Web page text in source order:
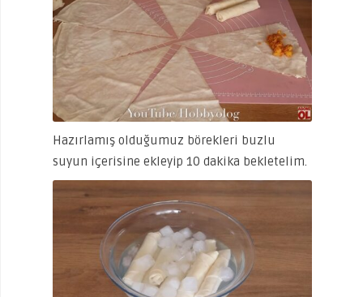
Hazırlamış olduğumuz börekleri buzlu
suyun içerisine ekleyip 10 dakika bekletelim.